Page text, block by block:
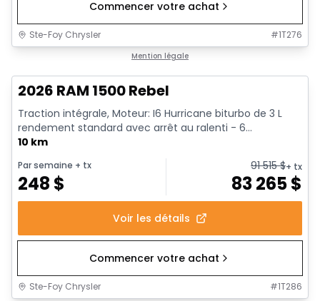
Commencer votre achat
Ste-Foy Chrysler #1T276
Mention légale
2026 RAM 1500 Rebel
Traction intégrale, Moteur: I6 Hurricane biturbo de 3 L
rendement standard avec arrêt au ralenti - 6...
10 km
Par semaine + tx
248 $
91 515$+ tx
83 265$
Voir les détails
Commencer votre achat
Ste-Foy Chrysler #1T286